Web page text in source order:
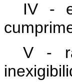
IV -
V -